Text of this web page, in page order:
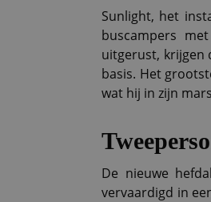
Sunlight, het
buscampers
uitgerust, krijgen
basis. Het
wat hij in zijn
De nieuwe
vervaardigd in